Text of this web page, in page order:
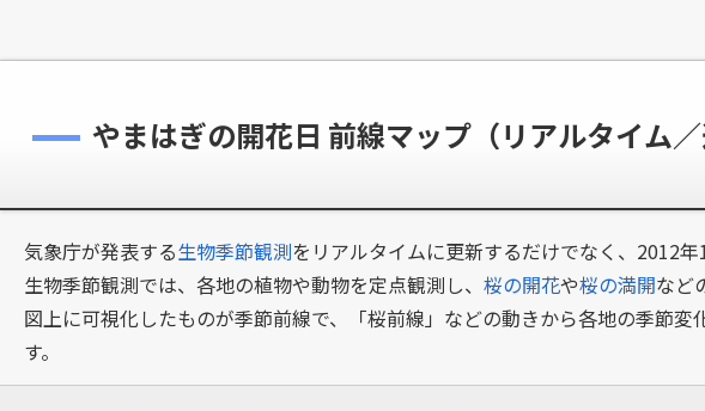
やまはぎの開花日 前線マップ（リアルタイム／
気象庁が発表する生物季節観測をリアルタイムに更新するだけでなく、2012
生物季節観測では、各地の植物や動物を定点観測し、 桜の開花や桜の満開など
図上に可視化したものが季節前線で、「桜前線」などの動きから各地の季節変
す。